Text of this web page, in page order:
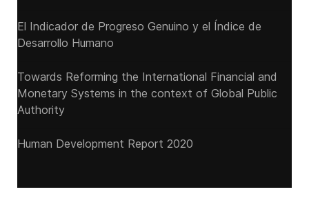
El Indicador de Progreso Genuino y el Índice de
Desarrollo Humano
Towards Reforming the International Financial and
Monetary Systems in the context of Global Public
Authority
Human Development Report 2020